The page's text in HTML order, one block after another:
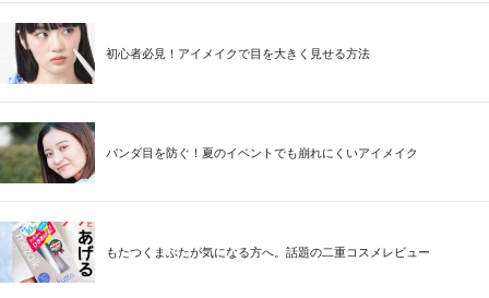
初心者必見！アイメイクで目を大きく見せる方法
パンダ目を防ぐ！夏のイベントでも崩れにくいアイメイク
もたつくまぶたが気になる方へ。話題の二重コスメレビュー